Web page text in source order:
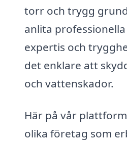
torr och trygg
anlita
expertis och
det enklare att
och vattenskador.
Här på vår
olika företag som